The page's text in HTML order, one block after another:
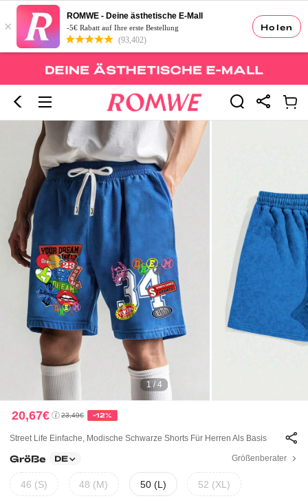
Holen
×
ROMWE - Deine ästhetische E-Mall
-5€ Rabatt auf Ihre erste Bestellung
(93,402)
1 / 4
20,67€ 23,49€ -12%
Street Life Einfache, Modische Schwarze Shorts Für Herren Als Basis
Größe DE Größenberater
46 (S) 48 (M) 50 (L) 52 (XL)